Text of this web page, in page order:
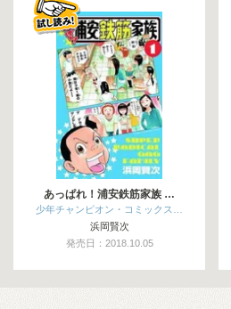
あっぱれ！浦安鉄筋家族 …
少年チャンピオン・コミックス…
浜岡賢次
発売日：2018.10.05